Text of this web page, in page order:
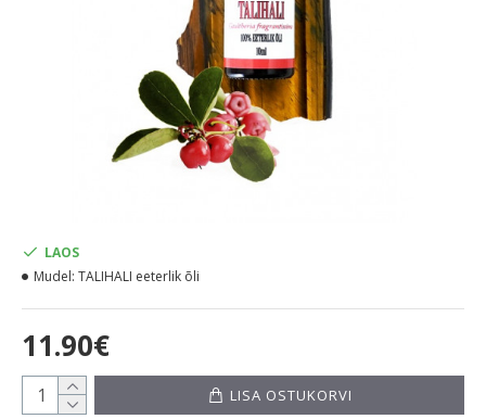
11.90€
LAOS
Mudel: TALIHALI eeterlik õli
LISA OSTUKORVI